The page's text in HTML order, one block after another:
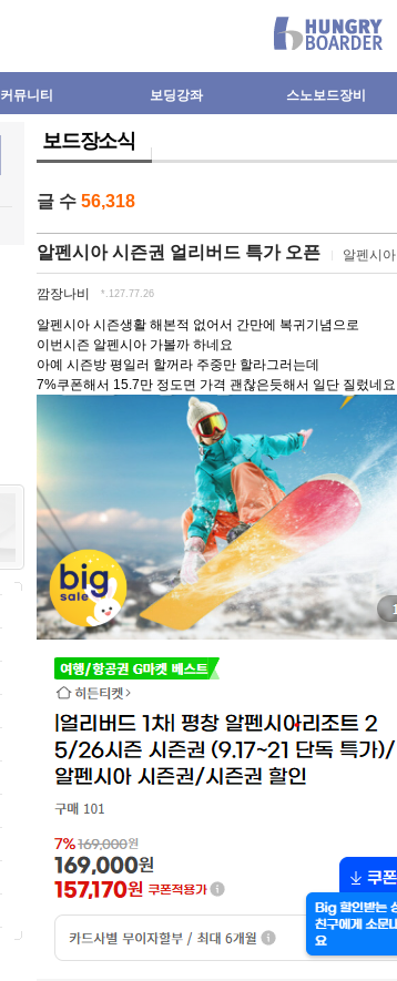
커뮤니티 보딩강좌 스노보드장비
보드장소식
글 수 56,318
알펜시아 시즌권 얼리버드 특가 오픈 알펜시아
깜장나비 *.127.77.26
알펜시아 시즌생활 해본적 없어서 간만에 복귀기념으로
이번시즌 알펜시아 가볼까 하네요
아예 시즌방 평일러 할꺼라 주중만 할라그러는데
7%쿠폰해서 15.7만 정도면 가격 괜찮은듯해서 일단 질렀네요